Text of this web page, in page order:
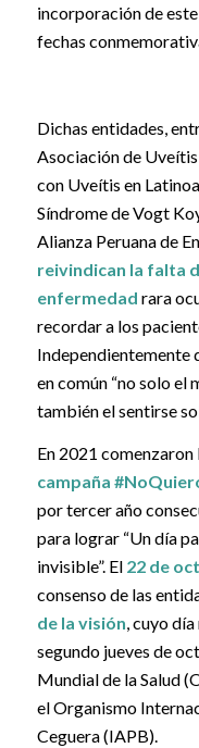
incorporación de
fechas
Dichas entidades,
Asociación de
con Uveítis en
Síndrome de Vogt
Alianza Peruana de
reivindican la falta
enfermedad rara
recordar a los
Independientemente
en común “no solo el
también el sentirse
En 2021
campaña
por tercer año
para lograr “Un día
invisible”. El 22 de
consenso de las
de la visión, cuyo
segundo jueves de
Mundial de la Salud
el Organismo
Ceguera (IAPB).